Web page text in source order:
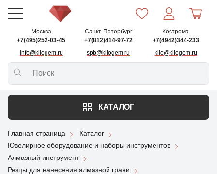
Москва
+7(495)252-03-45
info@kliogem.ru
Санкт-Петербург
+7(812)414-97-72
spb@kliogem.ru
Кострома
+7(4942)344-233
klio@kliogem.ru
КАТАЛОГ
Главная страница
Каталог
Ювелирное оборудование и наборы инструментов
Алмазный инструмент
Резцы для нанесения алмазной грани